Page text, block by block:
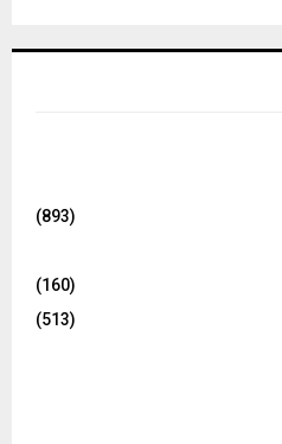
C
(893)
(160)
(513)